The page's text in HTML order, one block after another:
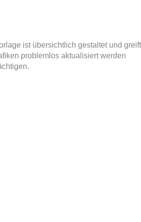
ist übersichtlich gestaltet und greift
problemlos aktualisiert werden